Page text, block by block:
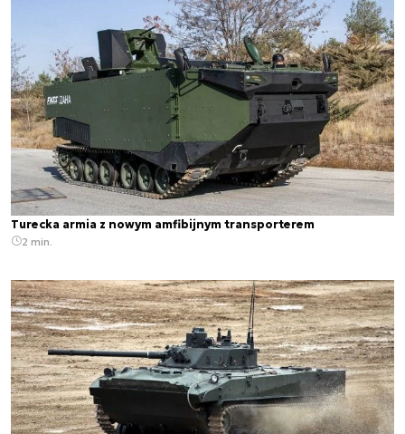
Turecka armia z nowym amfibijnym transporterem
2 min.